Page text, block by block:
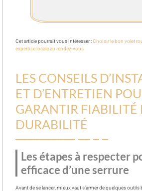
Cet article pourrait vous intéresser :Choisir le bon volet
expertise locale au rendez-vous
LES CONSEILS
ET D’ENTRETIEN
GARANTIR FIABILITÉ
DURABILITÉ
Les étapes à respecter
efficace d’une serrure
Avant de se lancer, mieux vaut s’armer de quelques